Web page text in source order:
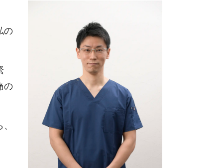
の
の